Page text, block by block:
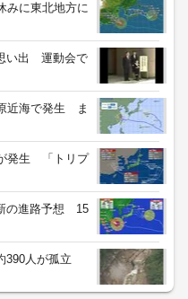
みに東北地方に
い出 運動会で
近海で発生 ま
発生 「トリプ
の進路予想 15
390人が孤立